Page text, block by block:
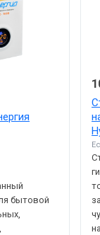
бытовой